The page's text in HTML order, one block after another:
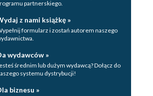
Adjusting Camera and Audio with Flash
Media Encoder
Client-Side Remote Shared
Sharing Data on Multiple Connections
partnerskiego.
z nami książkę »
formularz i zostań autorem naszego
wydawców »
średnim lub dużym wydawcą? Dołącz do
systemu dystrybucji!
biznesu »